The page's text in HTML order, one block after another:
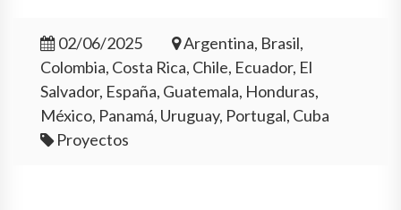
02/06/2025
Argentina, Brasil,
Colombia, Costa Rica, Chile, Ecuador, El
Salvador, España, Guatemala, Honduras,
México, Panamá, Uruguay, Portugal, Cuba
Proyectos